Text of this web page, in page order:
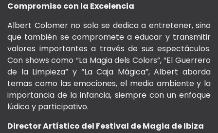
Compromiso con la Excelencia
Albert Colomer no solo se dedica a entretener, sino
que también se compromete a educar y transmitir
valores importantes a través de sus espectáculos.
Con shows como “La Magia dels Colors”, “El Guerrero
de la Limpieza” y “La Caja Mágica”, Albert aborda
temas como las emociones, el medio ambiente y la
importancia de la infancia, siempre con un enfoque
lúdico y participativo.
Director Artístico del Festival de Magia de Ibiza